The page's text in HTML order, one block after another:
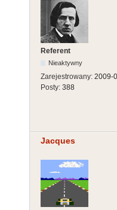
Referent
Nieaktywny
Zarejestrowany: 2009-
Posty: 388
Jacques